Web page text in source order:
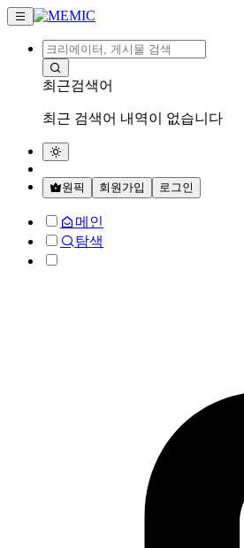
최근검색어
최근 검색어 내역이 없습니다
원픽 회원가입 로그인
메인
탐색